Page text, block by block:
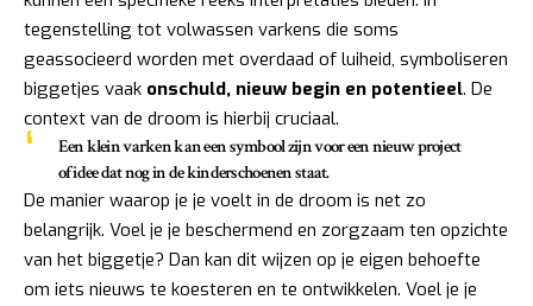
tegenstelling tot volwassen varkens die soms
geassocieerd worden met overdaad of luiheid, symboliseren
biggetjes vaak onschuld, nieuw begin en potentieel. De
context van de droom is hierbij cruciaal.
Een klein varken kan een symbool zijn voor een nieuw project
of idee dat nog in de kinderschoenen staat.
De manier waarop je je voelt in de droom is net zo
belangrijk. Voel je je beschermend en zorgzaam ten opzichte
van het biggetje? Dan kan dit wijzen op je eigen behoefte
om iets nieuws te koesteren en te ontwikkelen. Voel je je